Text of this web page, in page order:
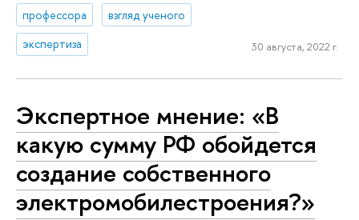
профессора
взгляд ученого
экспертиза
30 августа, 2022 г.
Экспертное мнение: «В
какую сумму РФ обойдется
создание собственного
электромобилестроения?»